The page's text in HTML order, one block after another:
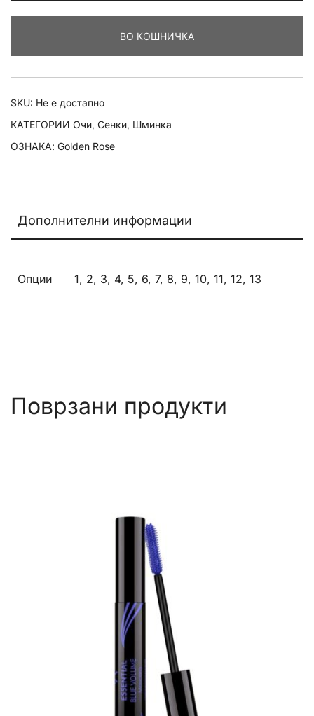
Eye
Liquid
Eyeshadow
количина
ВО КОШНИЧКА
SKU: Не е достапно
КАТЕГОРИИ Очи, Сенки, Шминка
ОЗНАКА: Golden Rose
Дополнителни информации
Опции 1, 2, 3, 4, 5, 6, 7, 8, 9, 10, 11, 12, 13
Поврзани продукти